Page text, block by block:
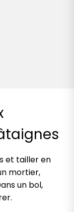
et tailler en
mortier,
un bol,